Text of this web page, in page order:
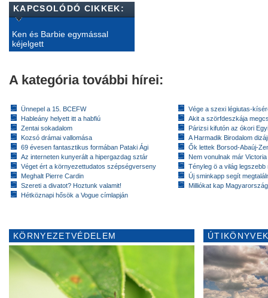
KAPCSOLÓDÓ CIKKEK:
Ken és Barbie egymással
kéjelgett
A kategória további hírei:
Ünnepel a 15. BCEFW
Hableány helyett itt a habfiú
Zentai sokadalom
Kozsó drámai vallomása
69 évesen fantasztikus formában Pataki Ági
Az interneten kunyerált a hipergazdag sztár
Véget ért a környezettudatos szépségverseny
Meghalt Pierre Cardin
Szereti a divatot? Hoztunk valamit!
Hétköznapi hősök a Vogue címlapján
Vége a szexi légiutas-
Akit a szörfdeszkája
Párizsi kifutón az ókori
A Harmadik Birodalom
Ők lettek Borsod-Abaúj-
Nem vonulnak már
Tényleg ö a világ legszebb
Új sminkapp segít
Milliókat kap
KÖRNYEZETVÉDELEM